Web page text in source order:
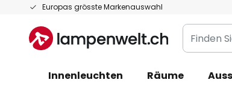
Europas grösste Markenauswahl
Zum
springen
Finden
Sie
Leuchte...
Innenleuchten Räume